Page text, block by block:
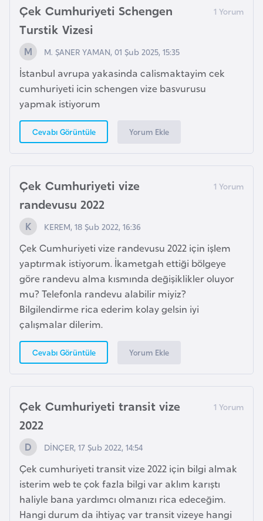
Çek Cumhuriyeti Schengen
Turstik Vizesi
M. ŞANER YAMAN, 01 Şub 2025, 15:35
İstanbul avrupa yakasinda calismaktayim cek
cumhuriyeti icin schengen vize basvurusu
yapmak istiyorum
Cevabı Görüntüle Yorum Ekle
Çek Cumhuriyeti vize
randevusu 2022
KEREM, 18 Şub 2022, 16:36
Çek Cumhuriyeti vize randevusu 2022 için işlem
yaptırmak istiyorum. İkametgah ettiği bölgeye
göre randevu alma kısmında değişiklikler oluyor
mu? Telefonla randevu alabilir miyiz?
Bilgilendirme rica ederim kolay gelsin iyi
çalışmalar dilerim.
Cevabı Görüntüle Yorum Ekle
Çek Cumhuriyeti transit vize
2022
DİNÇER, 17 Şub 2022, 14:54
Çek cumhuriyeti transit vize 2022 için bilgi almak
isterim web te çok fazla bilgi var aklım karıştı
haliyle bana yardımcı olmanızı rica edeceğim.
Hangi durum da ihtiyaç var transit vizeye hangi
r
a
n
s
a
G
b
G
a
m
b
i
y
a
n
G
i
n
e
B
i
s